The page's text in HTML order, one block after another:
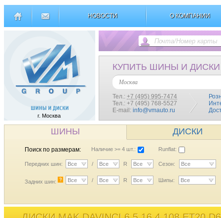
НОВОСТИ О КОМПАНИИ
г. Москва
КУПИТЬ ШИНЫ И ДИСКИ
Москва
Тел.: +7 (495) 995-7474
Тел.: +7 (495) 768-5527
E-mail: info@vmauto.ru
ШИНЫ ДИСКИ
Поиск по размерам: Наличие >= 4 шт.: Runflat:
Передних шин: Все / Все R Все Сезон: Все
Задних шин: ? Все / Все R Все Шипы: Все